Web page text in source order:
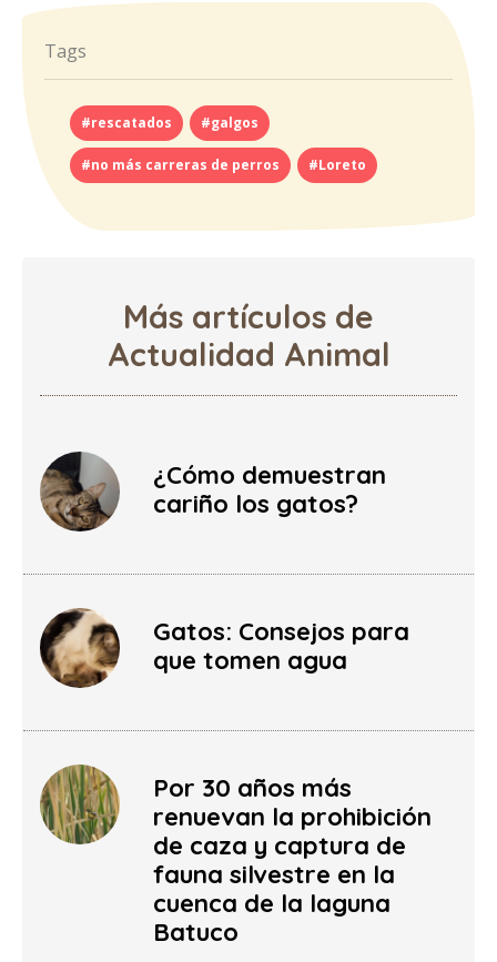
Tags
#rescatados #galgos
#no más carreras de perros #Loreto
Más artículos de
Actualidad Animal
¿Cómo demuestran
cariño los gatos?
Gatos: Consejos para
que tomen agua
Por 30 años más
renuevan la prohibición
de caza y captura de
fauna silvestre en la
cuenca de la laguna
Batuco